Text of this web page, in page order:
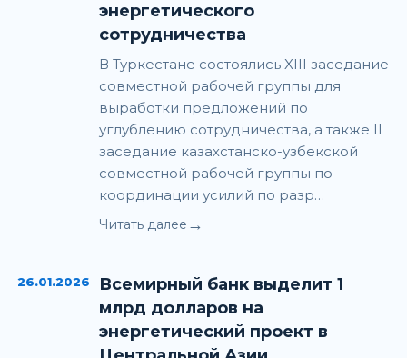
энергетического
сотрудничества
В Туркестане состоялись XIII заседание
совместной рабочей группы для
выработки предложений по
углублению сотрудничества, а также II
заседание казахстанско-узбекской
совместной рабочей группы по
координации усилий по разр…
Читать далее →
26.01.2026
Всемирный банк выделит 1
млрд долларов на
энергетический проект в